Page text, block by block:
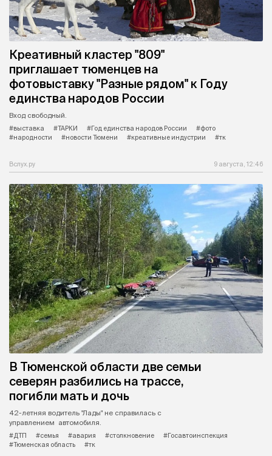
Креативный кластер "809"
приглашает тюменцев на
фотовыставку "Разные рядом" к Году
единства народов России
Вход свободный.
#выставка
#ТАРКИ #Год единства народов России
#фото
#народности
#новости Тюмени #креативные индустрии #тк
Вслух.ру 9 августа, 12:46
В Тюменской области две семьи
северян разбились на трассе,
погибли мать и дочь
42-летняя водитель "Лады" не справилась с
управлением автомобиля.
#ДТП
#семья #авария #столкновение
#Госавтоинспекция
#Тюменская область
#тк